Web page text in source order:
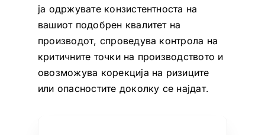
ја одржувате конзистентноста на
вашиот подобрен квалитет на
производот, спроведува контрола на
критичните точки на производството и
овозможува корекција на ризиците
или опасностите доколку се најдат.